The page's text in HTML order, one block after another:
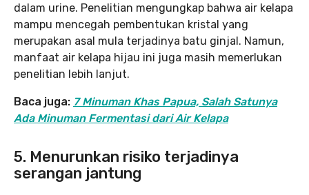
dalam urine. Penelitian mengungkap bahwa air kelapa
mampu mencegah pembentukan kristal yang
merupakan asal mula terjadinya batu ginjal. Namun,
manfaat air kelapa hijau ini juga masih memerlukan
penelitian lebih lanjut.
Baca juga: 7 Minuman Khas Papua, Salah Satunya
Ada Minuman Fermentasi dari Air Kelapa
5. Menurunkan risiko terjadinya
serangan jantung